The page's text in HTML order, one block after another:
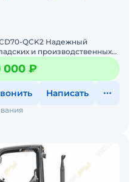
QCK2 Надежный
и производственных
000 ₽
Написать